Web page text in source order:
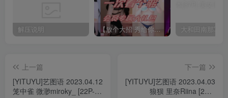
解压说明 【放个大招 秀给你】赞助VIP，全站无限制任意下载巨量福利资源打包！【VIP优惠中】
上一篇
[YITUYU]艺图语 2023.04.12
笼中雀 微渺miroky_ [22P-
下一篇
[YITUYU]艺图语 2023.04.03
狼狈 里奈Riina [22P-